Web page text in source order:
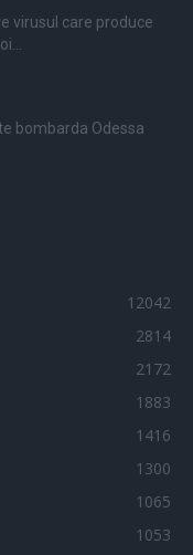
virusul care produce
bombarda Odessa
12042
2814
2172
1883
1416
1300
1065
1053